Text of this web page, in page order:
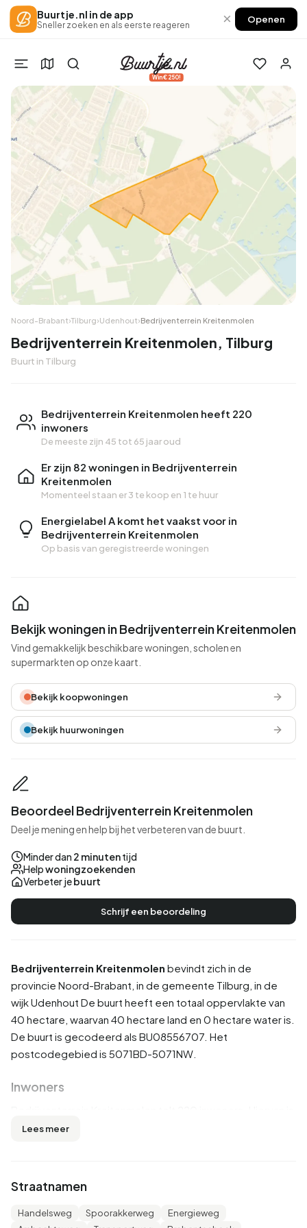
Buurtje.nl in de app
Sneller zoeken en als eerste reageren × Openen
Win €250!
Noord-Brabant›Tilburg›Udenhout›Bedrijventerrein Kreitenmolen
Bedrijventerrein Kreitenmolen, Tilburg
Buurt in Tilburg
Bedrijventerrein Kreitenmolen heeft 220
inwoners
De meeste zijn 45 tot 65 jaar oud
Er zijn 82 woningen in Bedrijventerrein
Kreitenmolen
Momenteel staan er3 te koop en 1 te huur
Energielabel A komt het vaakst voor in
Bedrijventerrein Kreitenmolen
Op basis van geregistreerde woningen
Bedrijventerrein Kreitenmolen bevindt zich in de
provincie Noord-Brabant , in de gemeente Tilburg , in de
wijkUdenhout De buurt heeft een totaal oppervlakte van
40 hectare, waarvan 40 hectare land en 0 hectare water is.
De buurt is gecodeerd als BU08556707. Het
postcodegebied is 5071BD-5071NW.
Inwoners
52,3% man en 50,0% vrouw. De meeste inwoners zijn 45
52,3% is ongehuwd, 38,6% is gehuwd, 4,5% is gescheiden
en 4,5% is verweduwd. 200 inwoners komen uit
Lees meer
Straatnamen
Handelsweg Spoorakkerweg
Energieweg
Bekijk woningen in Bedrijventerrein Kreitenmolen
Vind gemakkelijk beschikbare woningen, scholen en
supermarkten op onze kaart.
Bekijk koopwoningen
Bekijk huurwoningen
Beoordeel Bedrijventerrein Kreitenmolen
Deel je mening en help bij het verbeteren van de buurt.
Minder dan 2 minutentijd
Helpwoningzoekenden
Verbeter jebuurt
Schrijf een beoordeling